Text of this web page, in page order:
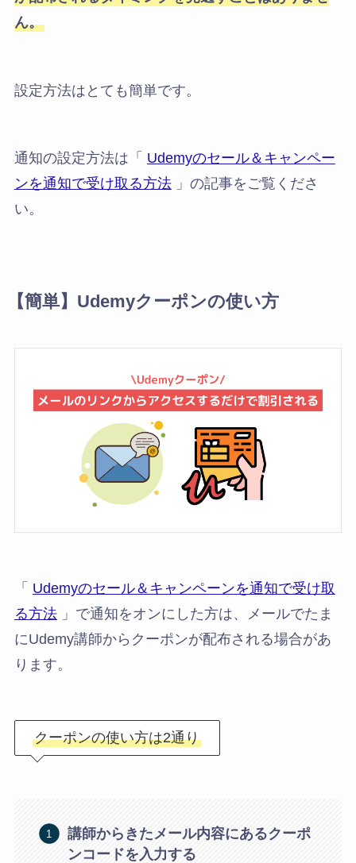
ん。
設定方法はとても簡単です。
通知の設定方法は「 Udemyのセール＆キャンペー
ンを通知で受け取る方法」の記事をご覧くださ
い。
【簡単】Udemyクーポンの使い方
「 Udemyのセール＆キャンペーンを通知で受け取
る方法」で通知をオンにした方は、メールでたま
にUdemy講師からクーポンが配布される場合があ
ります。
クーポンの使い方は2通り
講師からきたメール内容にあるクーポ
ンコードを入力する